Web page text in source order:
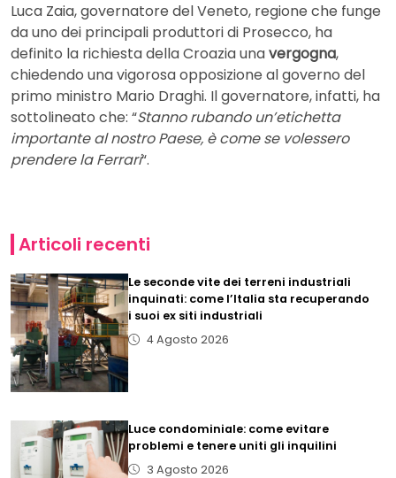
Luca Zaia, governatore del Veneto, regione che funge
da uno dei principali produttori di Prosecco, ha
definito la richiesta della Croazia unavergogna,
chiedendo una vigorosa opposizione al governo del
primo ministro Mario Draghi. Il governatore, infatti, ha
sottolineato che: “Stanno rubando un’etichetta
importante al nostro Paese, è come se volessero
prendere la Ferrari“.
Articoli recenti
Le seconde vite dei terreni industriali
inquinati: come l’Italia sta recuperando
i suoi ex siti industriali
4 Agosto 2026
Luce condominiale: come evitare
problemi e tenere uniti gli inquilini
3 Agosto 2026